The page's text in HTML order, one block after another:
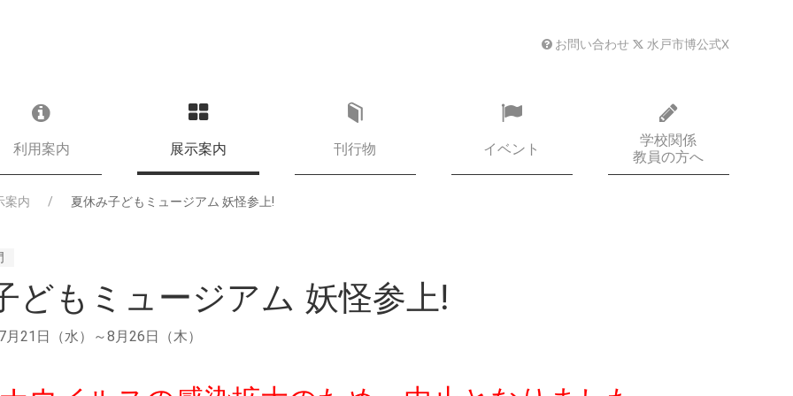
お問い合わせ 水戸市博公式X
利用案内 展示案内 刊行物 イベント
学校関係
教員の方へ
案内 夏休み子どもミュージアム 妖怪参上!
どもミュージアム 妖怪参上!
21日（水）～8月26日（木）